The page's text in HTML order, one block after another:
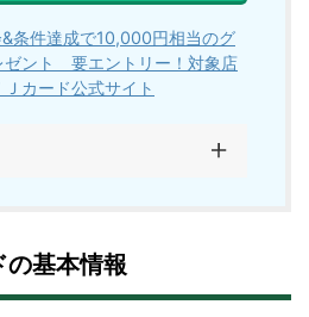
条件達成で10,000円相当のグ
ゼント 要エントリー！対象店
カード公式サイト
の基本情報